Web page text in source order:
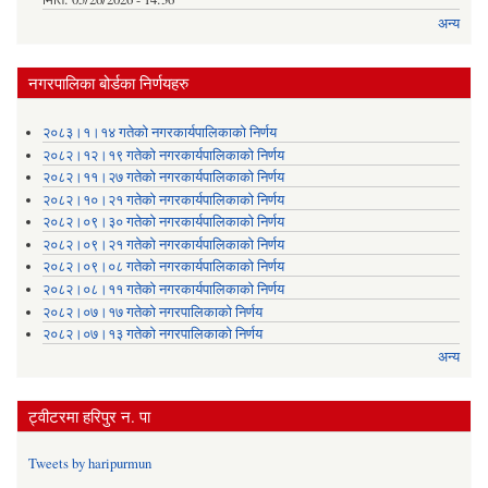
अन्य
नगरपालिका बोर्डका निर्णयहरु
२०८३।१।१४ गतेको नगरकार्यपालिकाको निर्णय
२०८२।१२।१९ गतेको नगरकार्यपालिकाको निर्णय
२०८२।११।२७ गतेको नगरकार्यपालिकाको निर्णय
२०८२।१०।२१ गतेको नगरकार्यपालिकाको निर्णय
२०८२।०९।३० गतेको नगरकार्यपालिकाको निर्णय
२०८२।०९।२१ गतेको नगरकार्यपालिकाको निर्णय
२०८२।०९।०८ गतेको नगरकार्यपालिकाको निर्णय
२०८२।०८।११ गतेको नगरकार्यपालिकाको निर्णय
२०८२।०७।१७ गतेको नगरपालिकाको निर्णय
२०८२।०७।१३ गतेको नगरपालिकाको निर्णय
अन्य
ट्वीटरमा हरिपुर न. पा
Tweets by haripurmun